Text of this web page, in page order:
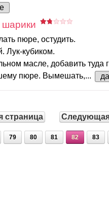
пюре, остудить.
Лук-кубиком.
масле, добавить туда
пюре. Вымешать,...
страница
79 80 81 82 83